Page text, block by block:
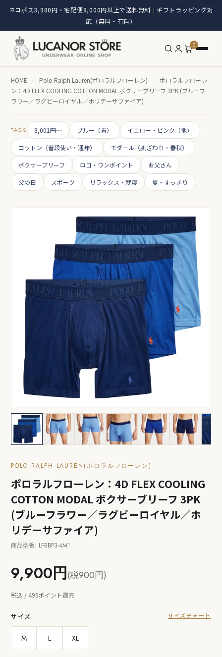
ネコポス3,980円・宅配便8,000円以上で送料無料 | ギフトラッピング対
応（無料・有料）
0
HOME / Polo Ralph Lauren(ポロラルフローレン) /
ポロラルフローレ
ン：4D FLEX COOLING COTTON MODAL ボクサーブリーフ 3PK (ブルーフ
ラワー／ラグビーロイヤル／ホリデーサファイア)
TAGS 8,001円～ ブルー（青） イエロー・ピンク（他）
コットン（普段使い・通年） モダール（肌ざわり・春秋）
ボクサーブリーフ ロゴ・ワンポイント お父さん
父の日 スポーツ リラックス・就寝 夏・すっきり
POLO RALPH LAUREN(ポロラルフローレン)
ポロラルフローレン：4D FLEX COOLING
COTTON MODAL ボクサーブリーフ 3PK
(ブルーフラワー／ラグビーロイヤル／ホ
リデーサファイア)
商品型番: LFBBP3-4M1
9,900円(税900円)
税込 / 495ポイント還元
サイズ サイズチャート
M L XL